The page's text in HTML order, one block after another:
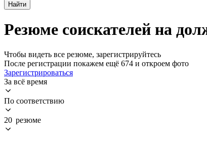
Найти
Резюме соискателей на
Чтобы видеть все резюме, зарегистрируйтесь
После регистрации покажем ещё 674 и откроем фото
Зарегистрироваться
За всё время
По соответствию
20 резюме